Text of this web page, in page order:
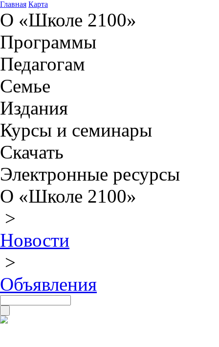
Главная Карта
О «Школе 2100»
Программы
Педагогам
Семье
Издания
Курсы и семинары
Скачать
Электронные ресурсы
О «Школе 2100»
>
Новости
>
Объявления